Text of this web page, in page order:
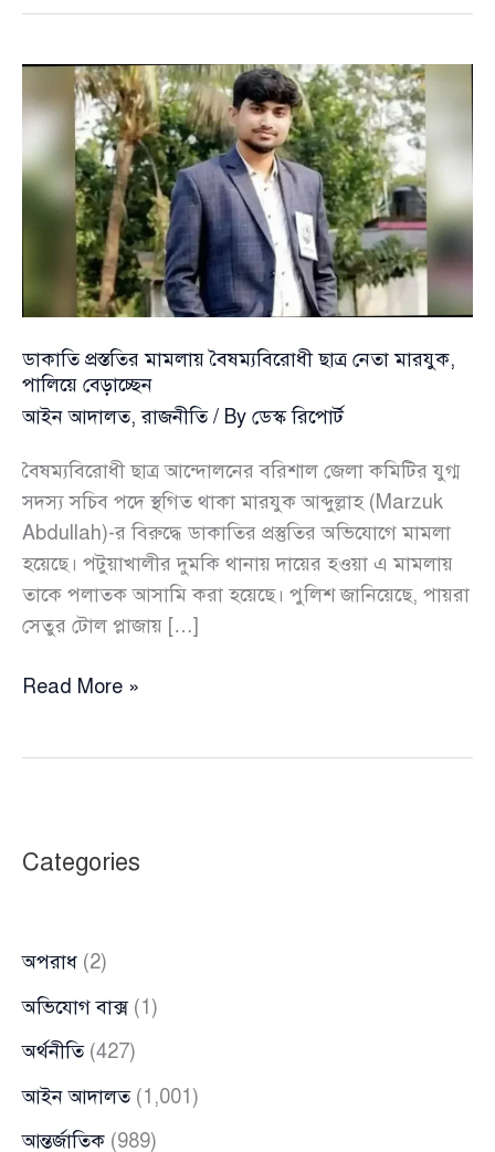
ডাকাতি প্রস্ততির মামলায় বৈষম্যবিরোধী ছাত্র নেতা মারযুক,
পালিয়ে বেড়াচ্ছেন
আইন আদালত,রাজনীতি/ By ডেস্ক রিপোর্ট
বৈষম্যবিরোধী ছাত্র আন্দোলনের বরিশাল জেলা কমিটির যুগ্ম
সদস্য সচিব পদে স্থগিত থাকা মারযুক আব্দুল্লাহ (Marzuk
Abdullah)-র বিরুদ্ধে ডাকাতির প্রস্তুতির অভিযোগে মামলা
হয়েছে। পটুয়াখালীর দুমকি থানায় দায়ের হওয়া এ মামলায়
তাকে পলাতক আসামি করা হয়েছে। পুলিশ জানিয়েছে, পায়রা
সেতুর টোল প্লাজায় […]
ডাকাতি
মারযুক,
Read More »
Categories
অপরাধ (2)
অভিযোগ বাক্স(1)
অর্থনীতি(427)
আইন আদালত(1,001)
আন্তর্জাতিক (989)